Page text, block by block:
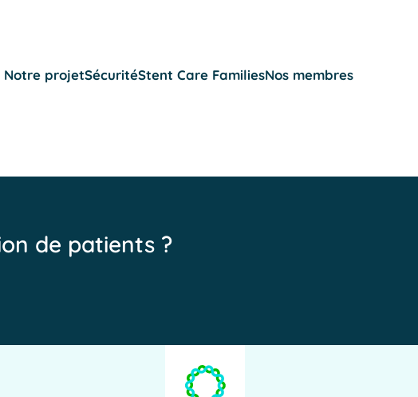
Notre projetSécuritéStent Care FamiliesNos membres
de patients ?